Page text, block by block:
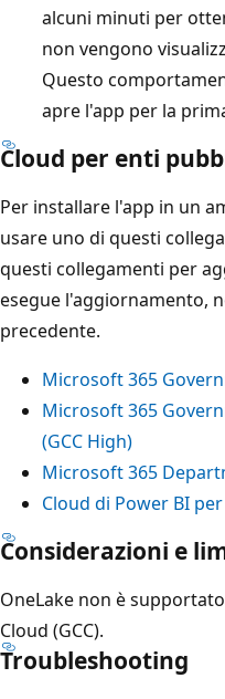
alcuni minuti per
non vengono
Questo
apre l'app per la
Cloud per enti
Per installare l'app in un
usare uno di questi
questi collegamenti per
esegue l'aggiornamento,
precedente.
Microsoft 365
Microsoft 365
(GCC High)
Microsoft 365
Cloud di Power BI per
Considerazioni e
OneLake non è
Cloud (GCC).
Troubleshooting